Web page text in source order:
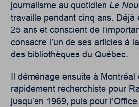
journalisme au quotidienLe
travaille pendant cinq ans. Déjà
25 ans et conscient de
consacre l’un de ses articles à
des bibliothèques du Québec.
Il déménage ensuite à
rapidement recherchiste pour
jusqu’en 1969, puis pour